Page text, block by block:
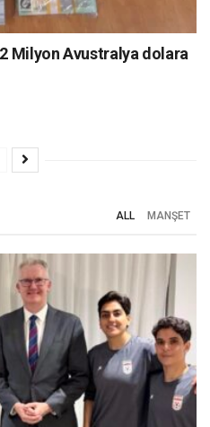
Milyon Avustralya dolara
ALL MANŞET